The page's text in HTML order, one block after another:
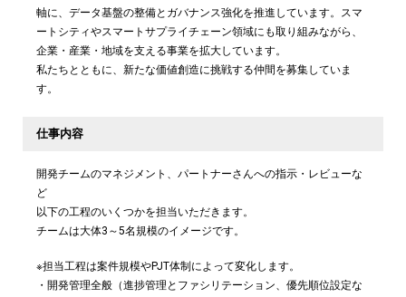
軸に、データ基盤の整備とガバナンス強化を推進しています。スマ
ートシティやスマートサプライチェーン領域にも取り組みながら、
企業・産業・地域を支える事業を拡大しています。
私たちとともに、新たな価値創造に挑戦する仲間を募集していま
す。
仕事内容
開発チームのマネジメント、パートナーさんへの指示・レビューな
ど
以下の工程のいくつかを担当いただきます。
チームは大体3～5名規模のイメージです。
※担当工程は案件規模やPJT体制によって変化します。
・開発管理全般（進捗管理とファシリテーション、優先順位設定な